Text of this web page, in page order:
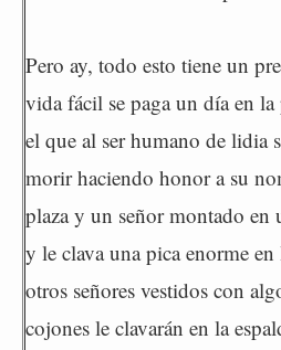
Pero ay, todo esto tiene un
vida fácil se paga un día en
el que al ser humano de lidia
morir haciendo honor a su
plaza y un señor montado en
y le clava una pica enorme
otros señores vestidos con
cojones le clavarán en la